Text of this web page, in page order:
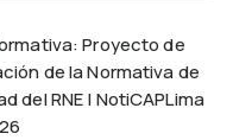
Proyecto de
de la Normativa de
del RNE | NotiCAPLima